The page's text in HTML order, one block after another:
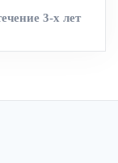
3-х лет